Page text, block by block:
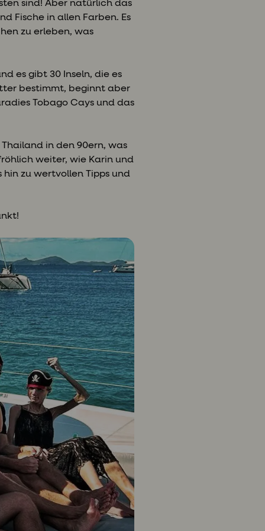
sind! Aber natürlich das
Fische in allen Farben. Es
zu erleben, was
es gibt 30 Inseln, die es
bestimmt, beginnt aber
Tobago Cays und das
in den 90ern, was
weiter, wie Karin und
hin zu wertvollen Tipps und